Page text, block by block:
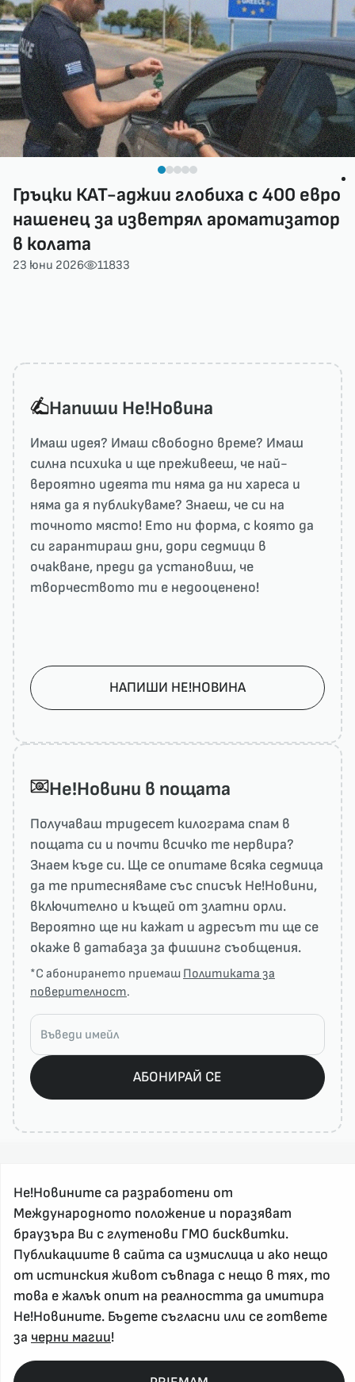
Гръцки КАТ-аджии глобиха с 400 евро
нашенец за изветрял ароматизатор
в колата
23 юни 2026 11833
Напиши He!Новина
Имаш идея? Имаш свободно време? Имаш
силна психика и ще преживееш, че най-
вероятно идеята ти няма да ни харесa и
няма да я публикуваме? Знаеш, че си на
точното място! Ето ни форма, с която да
си гарантираш дни, дори седмици в
очакване, преди да установиш, че
творчеството ти е недооценено!
НАПИШИ НЕ!НОВИНА
He!Новини в пощата
Получаваш тридесет килограма спам в
пощата си и почти всичко те нервира?
Знаем къде си. Ще се опитаме всяка седмица
да те притесняваме със списък He!Новини,
включително и къщей от златни орли.
Вероятно ще ни кажат и адресът ти ще се
окаже в датабаза за фишинг съобщения.
*С абонирането приемаш Политиката за
поверителност.
АБОНИРАЙ СЕ
За реклама и връзка с нас, пишете на
nenovinite@gmail.com
Контакт
За нас
Напиши Не!Новина
Абонирай се
Не!Новините са разработени от
Международното положение и поразяват
браузъра Ви с глутенови ГМО бисквитки.
Публикациите в сайта са измислица и ако нещо
от истинския живот съвпада с нещо в тях, то
това е жалък опит на реалността да имитира
Не!Новините. Бъдете съгласни или се гответе
за черни магии!